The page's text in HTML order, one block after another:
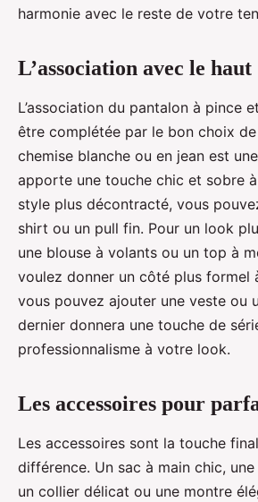
harmonie avec le reste de votre
L’association avec le haut
L’association du pantalon à pince
être complétée par le bon choix
chemise blanche ou en jean est
apporte une touche chic et sobre
style plus décontracté, vous
shirt ou un pull fin. Pour un look
une blouse à volants ou un top à
voulez donner un côté plus formel
vous pouvez ajouter une veste ou
dernier donnera une touche de
professionnalisme à votre look.
Les accessoires pour
Les accessoires sont la touche
différence. Un sac à main chic,
un collier délicat ou une montre